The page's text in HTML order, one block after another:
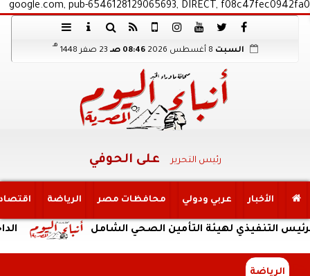
google.com, pub-6546128129065693, DIRECT, f08c47fec0942fa0
السبت 08:46 صـ 23 صفر 1448
هـ
رئيس التحرير على الحوفي
الأخبار عربي ودولي محافظات مصر الرياضة
الداخلية: لهيئة التأمين الصحي الشامل
الرياضة